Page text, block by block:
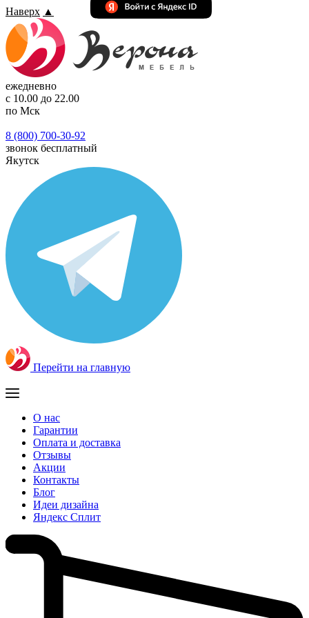
Наверх ▲
ежедневно
с 10.00 до 22.00
по Мск
8 (800) 700-30-92
звонок бесплатный
Якутск
Перейти на главную
О нас
Гарантии
Оплата и доставка
Отзывы
Акции
Контакты
Блог
Идеи дизайна
Яндекс Сплит